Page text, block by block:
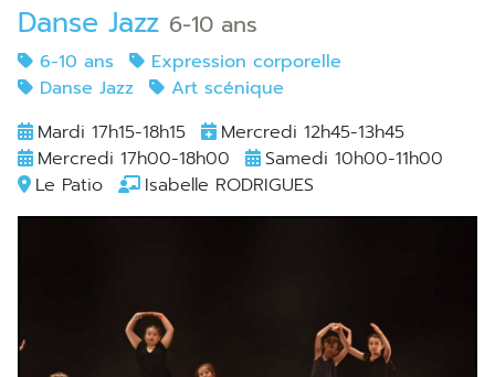
Danse Jazz 6-10 ans
6-10 ans
Expression corporelle
Danse Jazz
Art scénique
Mardi 17h15-18h15
Mercredi 12h45-13h45
Mercredi 17h00-18h00
Samedi 10h00-11h00
Le Patio
Isabelle RODRIGUES